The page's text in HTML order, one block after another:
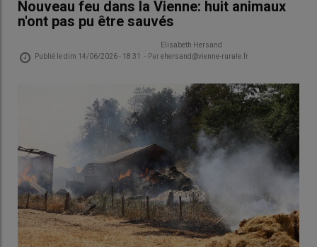
Nouveau feu dans la Vienne: huit animaux
n'ont pas pu être sauvés
Publié ledim 14/06/2026 - 18:31 - Par
Elisabeth Hersand
ehersand@vienne-rurale.fr